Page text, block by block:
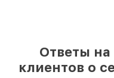
Ответы
клиентов о